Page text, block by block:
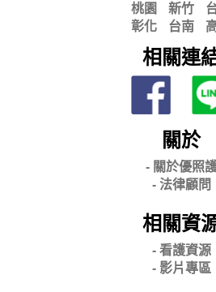
桃園
新竹
彰化
台南
相關連
關於
- 關於優照
- 法律顧問
相關資
- 看護資源
- 影片專區